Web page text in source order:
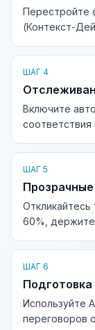
Перестройте
(Контекст-
ШАГ 4
Включите
ШАГ 5
Откликайтесь
60%, держите
ШАГ 6
Используйте
переговоров